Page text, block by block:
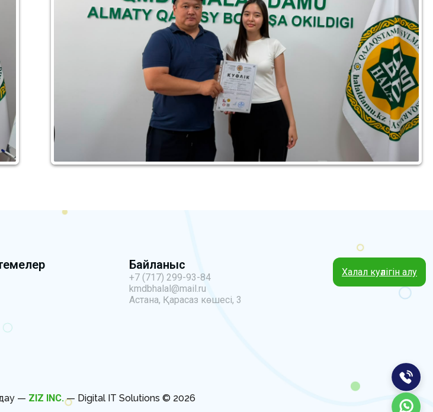
Байланыс
+7 (717) 299-93-84
kmdbhalal@mail.ru
Астана, Қарасаз көшесі, 3
Халал куәлігін алу
— ZIZ INC.— Digital IT Solutions © 2026